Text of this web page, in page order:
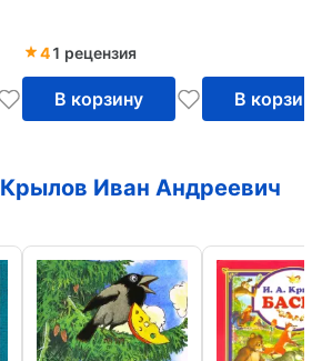
41 рецензия
В корзину В корзину
Крылов Иван Андреевич